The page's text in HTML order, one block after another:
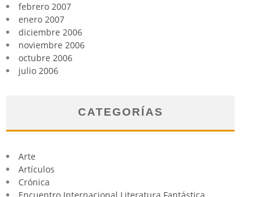
febrero 2007
enero 2007
diciembre 2006
noviembre 2006
octubre 2006
julio 2006
CATEGORÍAS
Arte
Artículos
Crónica